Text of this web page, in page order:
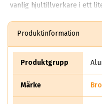
vanlig hjultillverkare i ett
850,000 brock fälgar per
fick veta det här vart
Det säljer rent teoretiskt
Produktinformation
Produktgrupp
Märke